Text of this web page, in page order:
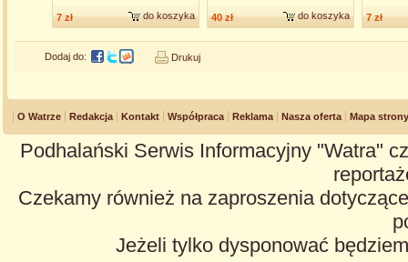
7 zł do koszyka 40 zł do koszyka 7 zł
Dodaj do: Drukuj
O Watrze Redakcja Kontakt Współpraca Reklama Nasza oferta Mapa strony
Podhalański Serwis Informacyjny "Watra"
Czekamy również na zaproszenia
Jeżeli tylko dysponować